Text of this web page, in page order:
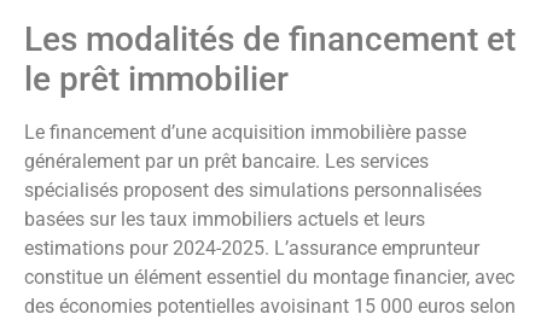
Les modalités de financement et
le prêt immobilier
Le financement d’une acquisition immobilière passe
généralement par un prêt bancaire. Les services
spécialisés proposent des simulations personnalisées
basées sur les taux immobiliers actuels et leurs
estimations pour 2024-2025. L’assurance emprunteur
constitue un élément essentiel du montage financier, avec
des économies potentielles avoisinant 15 000 euros selon